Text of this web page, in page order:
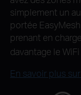
simplement un
portée
prenant en
davantage le
En savoir plus